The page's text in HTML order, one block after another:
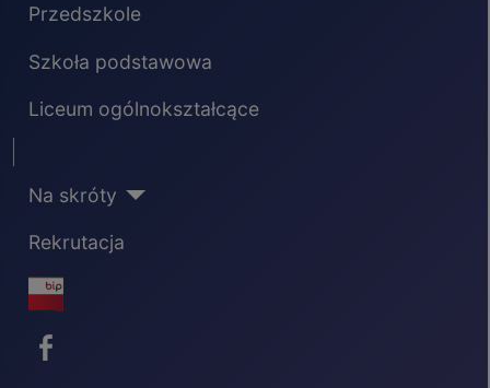
Przedszkole
Szkoła podstawowa
Liceum ogólnokształcące
Na skróty
Rekrutacja
BIP - ikona